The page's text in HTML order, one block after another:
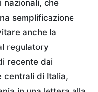
nazionali, che
semplificazione
anche la
regulatory
recente dai
centrali di Italia,